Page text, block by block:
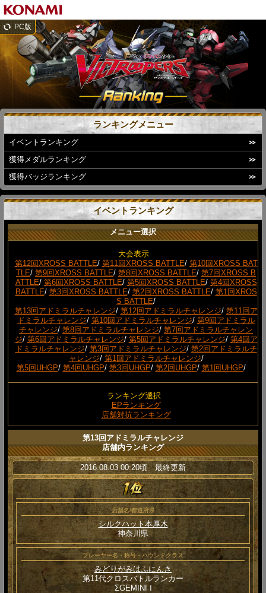
PC版
ランキングメニュー
イベントランキング
獲得メダルランキング
獲得バッジランキング
イベントランキング
メニュー選択
大会表示
第12回XROSS BATTLE/ 第11回XROSS BATTLE/ 第10回XROSS BAT
TLE/ 第9回XROSS BATTLE/ 第8回XROSS BATTLE/ 第7回XROSS B
ATTLE/ 第6回XROSS BATTLE/ 第5回XROSS BATTLE/ 第4回XROSS
BATTLE/ 第3回XROSS BATTLE/ 第2回XROSS BATTLE/ 第1回XROS
S BATTLE/
第13回アドミラルチャレンジ/ 第12回アドミラルチャレンジ/ 第11回ア
ドミラルチャレンジ/ 第10回アドミラルチャレンジ/ 第9回アドミラル
チャレンジ/ 第8回アドミラルチャレンジ/ 第7回アドミラルチャレン
ジ/ 第6回アドミラルチャレンジ/ 第5回アドミラルチャレンジ/ 第4回ア
ドミラルチャレンジ/ 第3回アドミラルチャレンジ/ 第2回アドミラルチ
ャレンジ/ 第1回アドミラルチャレンジ/
第5回UHGP/ 第4回UHGP/ 第3回UHGP/ 第2回UHGP/ 第1回UHGP/
ランキング選択
EPランキング
店舗対抗ランキング
第13回アドミラルチャレンジ
店舗内ランキング
2016.08.03 00:20頃 最終更新
店舗名/都道府県
シルクハット本厚木
神奈川県
プレーヤー名・称号・ハウンドクラス
みどりがみはふにんき
第11代クロスバトルランカー
ΣGEMINI Ⅰ